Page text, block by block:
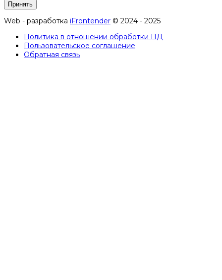
Принять
Web - разработка iFrontender © 2024 - 2025
Политика в отношении обработки ПД
Пользовательское соглашение
Обратная связь